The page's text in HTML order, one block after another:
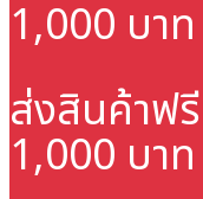
1,000 บาท
ส่งสินค้าฟรี
1,000 บาท